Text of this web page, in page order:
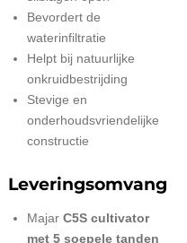
Bevordert de
waterinfiltratie
Helpt bij natuurlijke
onkruidbestrijding
Stevige en
onderhoudsvriendelijke
constructie
Leveringsomvang
Majar C5S cultivator
met 5 soepele tanden